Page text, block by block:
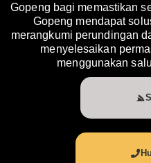
Gopeng bagi memastikan
Gopeng mendapat
merangkumi perundingan
menyelesaikan
menggunakan